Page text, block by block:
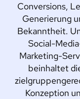
Conversions,
Generierung
Bekanntheit.
Social-
Marketing-
beinhaltet
Konzeption